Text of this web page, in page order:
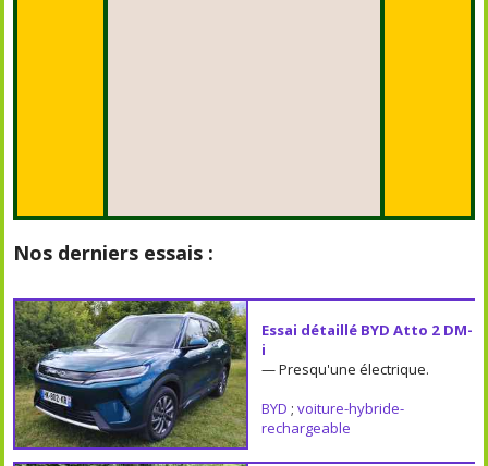
Nos derniers essais :
Essai détaillé BYD Atto 2 DM-
i
— Presqu'une électrique.
BYD ; voiture-hybride-
rechargeable